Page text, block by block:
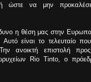
ώστε να μην
η θέση μας στην
Αυτό είναι το τελευταίο
ανοικτή επιστολή
Rio Tinto, ο